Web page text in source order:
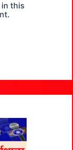
in this